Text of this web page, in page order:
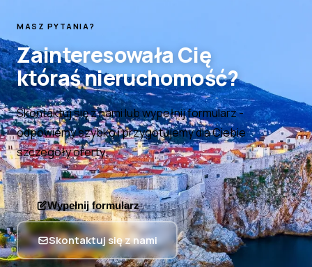
MASZ PYTANIA?
Zainteresowała Cię
któraś nieruchomość?
Skontaktuj się z nami lub wypełnij formularz-
odpowiemy szybko i przygotujemy dla Ciebie
szczegóły oferty.
Wypełnij formularz
Skontaktuj się z nami